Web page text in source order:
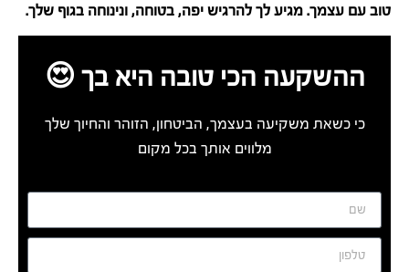
טוב עם עצמך. מגיע לך להרגיש יפה, בטוחה, ונינוחה בגוף שלך.
ההשקעה הכי טובה היא בך 😍
כי כשאת משקיעה בעצמך, הביטחון, הזוהר והחיוך שלך
מלווים אותך בכל מקום